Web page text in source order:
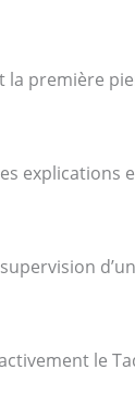
la première
explications
le